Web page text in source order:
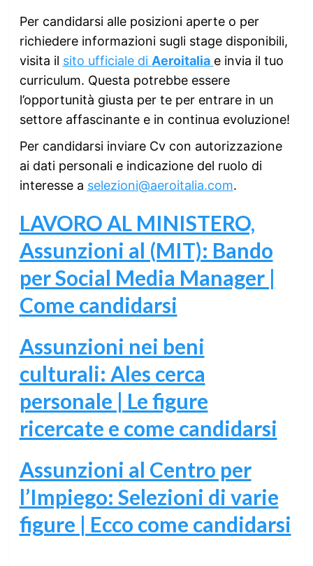
Per candidarsi alle posizioni aperte o per
richiedere informazioni sugli stage disponibili,
visita il sito ufficiale di Aeroitalia e invia il tuo
curriculum. Questa potrebbe essere
l’opportunità giusta per te per entrare in un
settore affascinante e in continua evoluzione!
Per candidarsi inviare Cv con autorizzazione
ai dati personali e indicazione del ruolo di
interesse a selezioni@aeroitalia.com.
LAVORO AL MINISTERO,
Assunzioni al (MIT): Bando
per Social Media Manager |
Come candidarsi
Assunzioni nei beni
culturali: Ales cerca
personale | Le figure
ricercate e come candidarsi
Assunzioni al Centro per
l’Impiego: Selezioni di varie
figure | Ecco come candidarsi